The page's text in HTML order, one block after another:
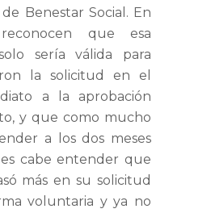
Benestar Social. En
que esa
sería válida para
la solicitud en el
a la aprobación
y que como mucho
a los dos meses
cabe entender que
más en su solicitud
voluntaria y ya no